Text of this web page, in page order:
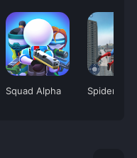
Squad Alpha Spider